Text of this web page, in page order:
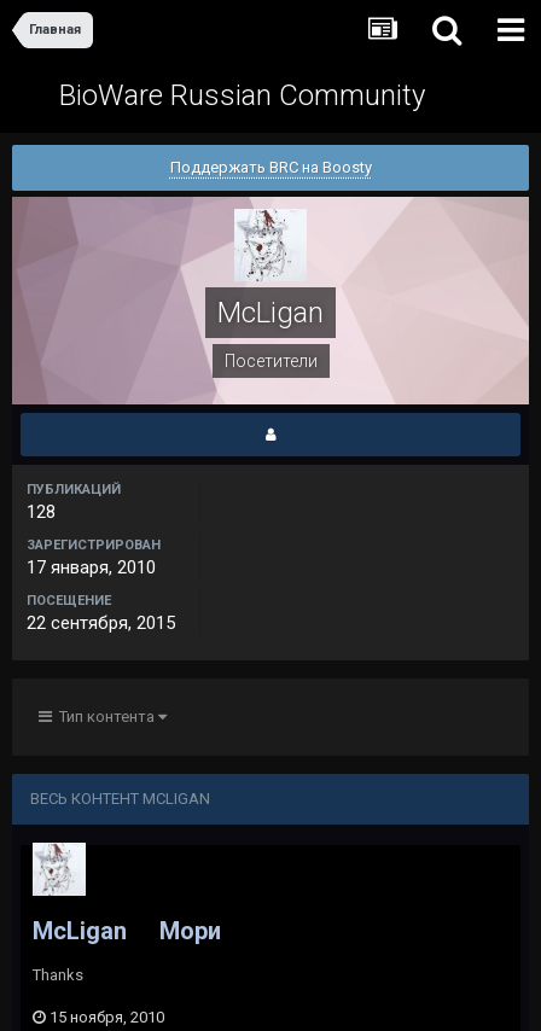
Главная
BioWare Russian Community
Поддержать BRC на Boosty
McLigan
Посетители
ПУБЛИКАЦИЙ
128
ЗАРЕГИСТРИРОВАН
17 января, 2010
ПОСЕЩЕНИЕ
22 сентября, 2015
Тип контента
ВЕСЬ КОНТЕНТ MCLIGAN
McLigan Мори
Thanks
15 ноября, 2010